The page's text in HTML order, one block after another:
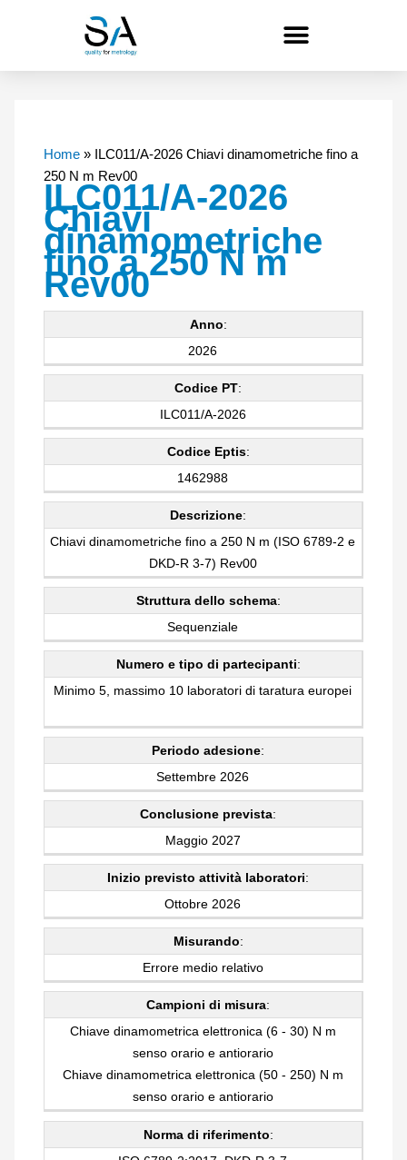
Home»
ILC011/A-2026 Chiavi dinamometriche fino a
250 N m Rev00
ILC011/A-2026
Chiavi
dinamometriche
fino a 250 N m
Rev00
Anno:
2026
Codice PT:
ILC011/A-2026
Codice Eptis:
1462988
Descrizione:
Chiavi dinamometriche fino a 250 N m (ISO 6789-2 e
DKD-R 3-7) Rev00
Struttura dello schema:
Sequenziale
Numero e tipo di partecipanti:
Minimo 5, massimo 10 laboratori di taratura europei
Periodo adesione:
Settembre 2026
Conclusione prevista:
Maggio 2027
Inizio previsto attività laboratori:
Ottobre 2026
Misurando:
Errore medio relativo
Campioni di misura:
Chiave dinamometrica elettronica (6 - 30) N m
senso orario e antiorario
Chiave dinamometrica elettronica (50 - 250) N m
senso orario e antiorario
Norma di riferimento: